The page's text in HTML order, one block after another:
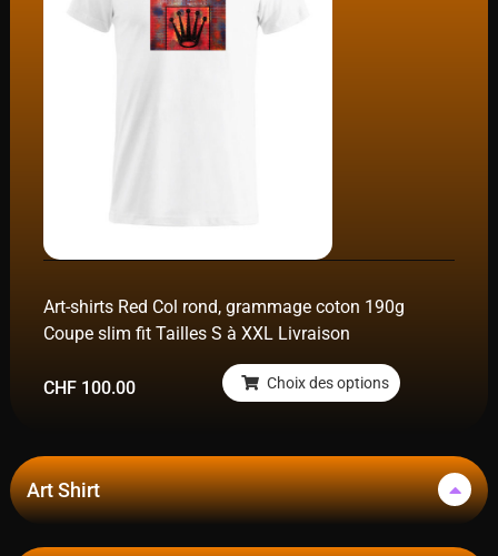
Art-shirts Red Col rond, grammage coton 190g
Coupe slim fit Tailles S à XXL Livraison
CHF 100.00 Choix des options
Art Shirt